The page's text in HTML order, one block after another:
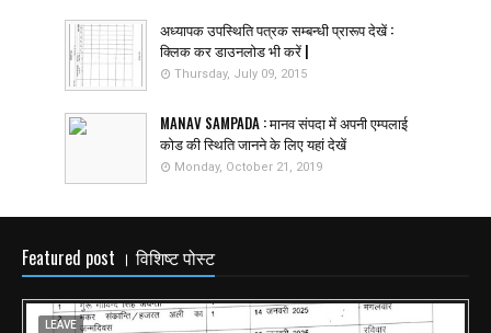
अध्यापक उपस्थिति पत्रक सम्बन्धी प्रारूप देखें :
क्लिक कर डाउनलोड भी करें |
Thursday, July 09, 2015
MANAV SAMPADA : मानव संपदा में अपनी एम्पलाई
कोड की स्थिति जानने के लिए यहां देखें
Monday, October 21, 2019
Featured post । विशिष्ट पोस्ट
LEAVE